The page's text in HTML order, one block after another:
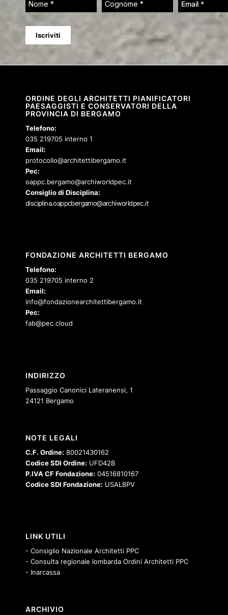
ORDINE DEGLI ARCHITETTI PIANIFICATORI
PAESAGGISTI E CONSERVATORI DELLA
PROVINCIA DI BERGAMO
Telefono:
035 219705 interno 1
Email:
protocollo@architettibergamo.it
Pec:
oappc.bergamo@archiworldpec.it
Consiglio di Disciplina:
disciplina.oappcbergamo@archiworldpec.it
FONDAZIONE ARCHITETTI BERGAMO
Telefono:
035 219705 interno 2
Email:
info@fondazionearchitettibergamo.it
Pec:
fab@pec.cloud
INDIRIZZO
Passaggio Canonici Lateranensi, 1
24121 Bergamo
NOTE LEGALI
C.F. Ordine: 80021430162
Codice SDI Ordine: UFD42B
P.IVA CF Fondazione: 04516810167
Codice SDI Fondazione: USAL8PV
LINK UTILI
- Consiglio Nazionale Architetti PPC
- Consulta regionale lombarda Ordini Architetti PPC
- Inarcassa
ARCHIVIO